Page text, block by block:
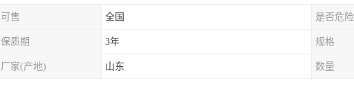
可售 全国 是否危
保质期 3年 规格
厂家(产地) 山东 数量